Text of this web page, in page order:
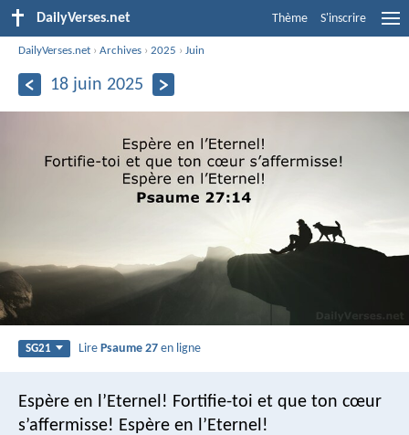
DailyVerses.net Thème S'inscrire
DailyVerses.net ›Archives ›2025 ›Juin
18 juin 2025
SG21 LirePsaume 27 en ligne
Espère en l’Eternel! Fortifie-toi et que ton cœur
s’affermisse! Espère en l’Eternel!